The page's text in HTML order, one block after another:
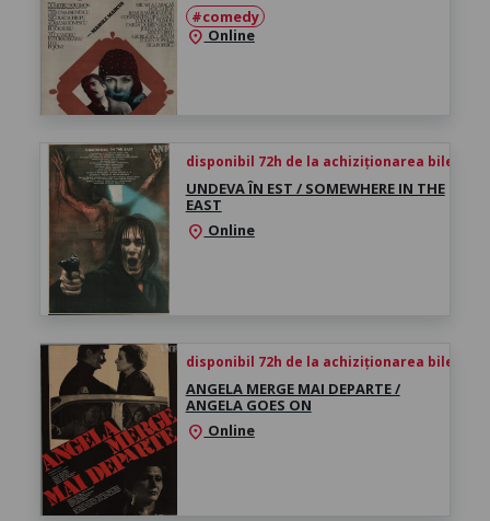
#comedy
location_on Online
disponibil 72h de la achiziționarea biletului
UNDEVA ÎN EST / SOMEWHERE IN THE
EAST
location_on Online
disponibil 72h de la achiziționarea biletului
ANGELA MERGE MAI DEPARTE /
ANGELA GOES ON
location_on Online